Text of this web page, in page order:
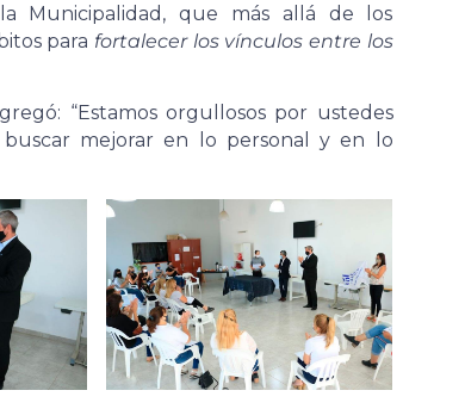
Municipalidad, que más allá de los
para fortalecer los vínculos entre los
“Estamos orgullosos por ustedes
mejorar en lo personal y en lo